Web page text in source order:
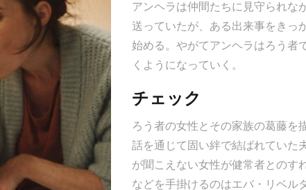
アンヘラは仲間たちに見守られな
送っていたが、ある出来事をきっ
始める。やがてアンヘラはろう者
くようになっていく。
チェック
ろう者の女性とその家族の葛藤を
話を通じて固い絆で結ばれていた
が聞こえない女性が健常者とのす
などを手掛けるのはエバ・リベル